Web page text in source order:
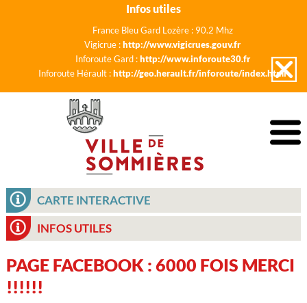
Infos utiles
France Bleu Gard Lozère : 90.2 Mhz
Vigicrue :http://www.vigicrues.gouv.fr
Inforoute Gard :http://www.inforoute30.fr
Inforoute Hérault :http://geo.herault.fr/inforoute/index.html
CARTE INTERACTIVE
INFOS UTILES
PAGE FACEBOOK : 6000 FOIS MERCI
!!!!!!